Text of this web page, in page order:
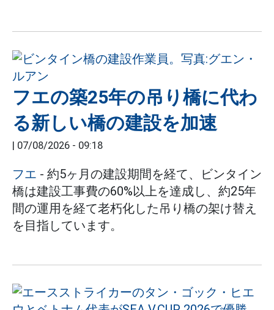
フエの築25年の吊り橋に代わ
る新しい橋の建設を加速
| 07/08/2026 - 09:18
フエ - 約5ヶ月の建設期間を経て、ビンタイン
橋は建設工事費の60%以上を達成し、約25年
間の運用を経て老朽化した吊り橋の架け替え
を目指しています。